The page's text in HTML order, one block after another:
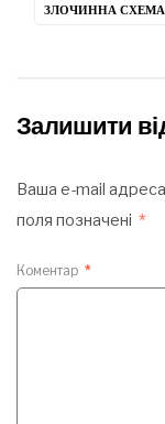
ЗЛОЧИННА СХЕМА
Залишити
Ваша e-mail
поля позначені *
Коментар *